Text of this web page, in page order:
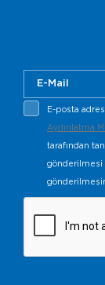
E-posta
Aydınlatma
tarafından
gönderilmesi